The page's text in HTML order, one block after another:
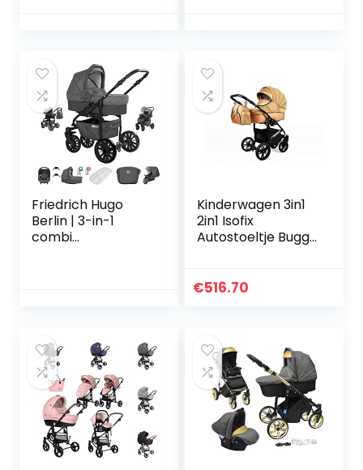
Friedrich Hugo
Berlin | 3-in-1
combi
Kinderwagen 3in1
2in1 Isofix
Autostoeltje Buggy
Braid 3in1 met
€516.70